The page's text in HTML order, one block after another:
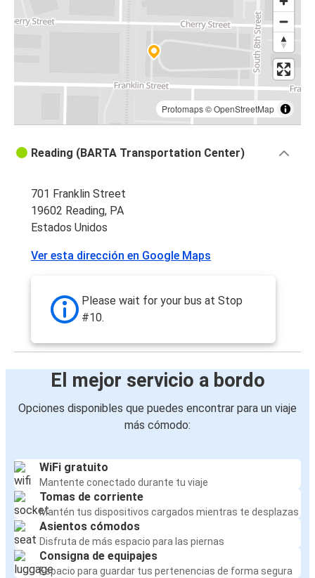
Protomaps©OpenStreetMap
Reading (BARTA Transportation Center)
701 Franklin Street
19602 Reading, PA
Estados Unidos
Ver esta dirección en Google Maps
Please wait for your bus at Stop
#10.
El mejor servicio a bordo
Opciones disponibles que puedes encontrar para un viaje
más cómodo:
WiFi gratuito
Mantente conectado durante tu viaje
Tomas de corriente
Mantén tus dispositivos cargados mientras te desplazas
Asientos cómodos
Disfruta de más espacio para las piernas
Consigna de equipajes
Espacio para guardar tus pertenencias de forma segura